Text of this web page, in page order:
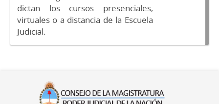
dictan los cursos presenciales,
virtuales o a distancia de la Escuela
Judicial.